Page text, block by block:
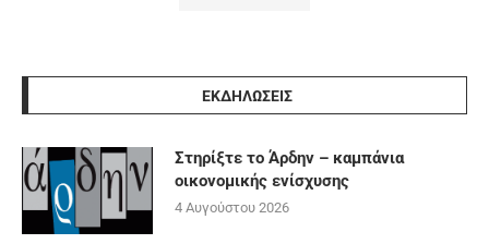
ΕΚΔΗΛΩΣΕΙΣ
Στηρίξτε το Άρδην – καμπάνια
οικονομικής ενίσχυσης
4 Αυγούστου 2026